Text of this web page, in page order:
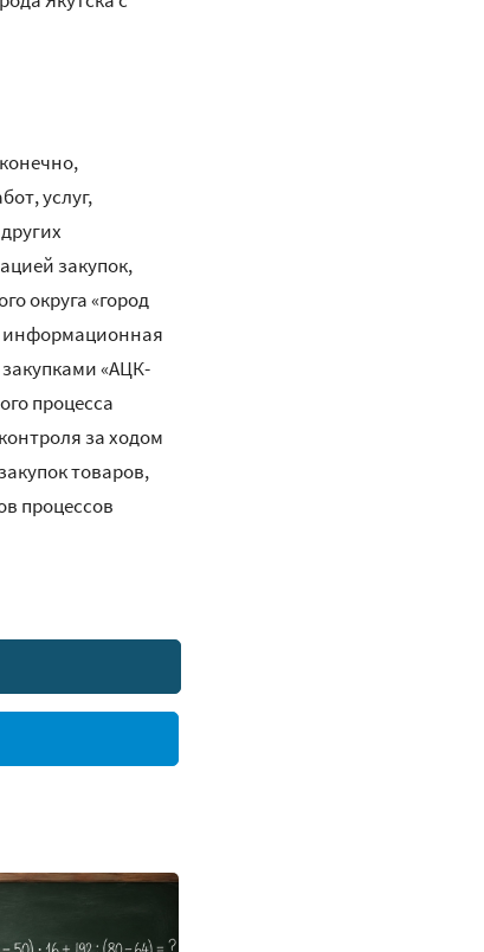
услуг,
закупок,
округа «город
информационная
«АЦК-
процесса
за ходом
товаров,
процессов